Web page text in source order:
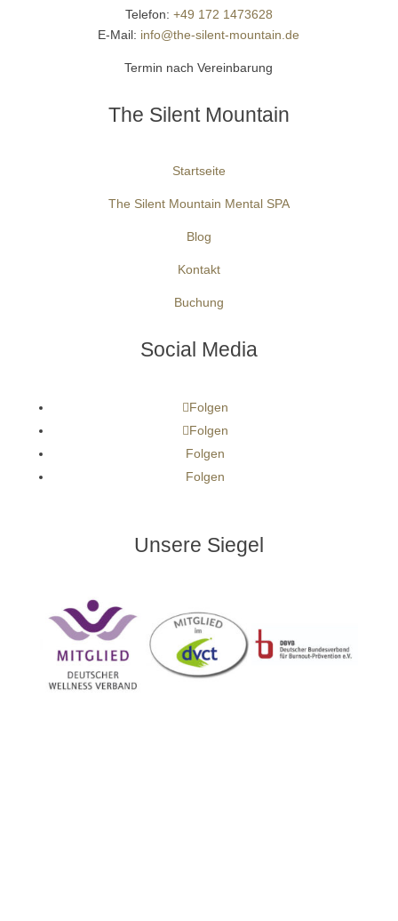
Telefon: +49 172 1473628
E-Mail: info@the-silent-mountain.de
Termin nach Vereinbarung
The Silent Mountain
Startseite
The Silent Mountain Mental SPA
Blog
Kontakt
Buchung
Social Media
Folgen
Folgen
Folgen
Folgen
Unsere Siegel